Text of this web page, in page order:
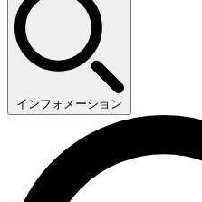
インフォメーション